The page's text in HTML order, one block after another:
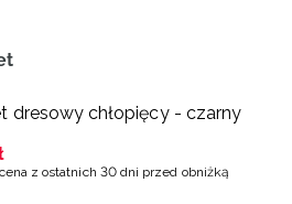
dresowy chłopięcy - czarny
z ostatnich 30 dni przed obniżką